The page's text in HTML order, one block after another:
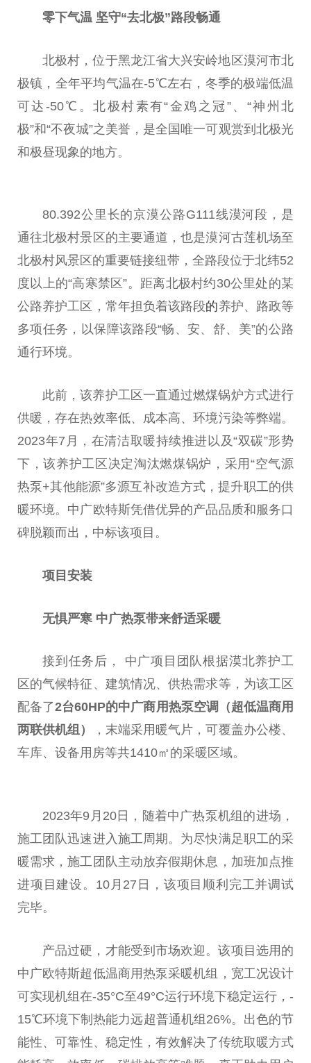
零下气温 坚守“去北极”路段畅通
北极村，位于黑龙江省大兴安岭地区漠河市北
极镇，全年平均气温在-5℃左右，冬季的极端低温
可达-50℃。北极村素有“金鸡之冠”、“神州北
极”和“不夜城”之美誉，是全国唯一可观赏到北极光
和极昼现象的地方。
80.392公里长的京漠公路G111线漠河段，是
通往北极村景区的主要通道，也是漠河古莲机场至
北极村风景区的重要链接纽带，全路段位于北纬52
度以上的“高寒禁区”。距离北极村约30公里处的某
公路养护工区，常年担负着该路段的养护、路政等
多项任务，以保障该路段“畅、安、舒、美”的公路
通行环境。
此前，该养护工区一直通过燃煤锅炉方式进行
供暖，存在热效率低、成本高、环境污染等弊端。
2023年7月，在清洁取暖持续推进以及“双碳”形势
下，该养护工区决定淘汰燃煤锅炉，采用“空气源
热泵+其他能源”多源互补改造方式，提升职工的供
暖环境。中广欧特斯凭借优异的产品品质和服务口
碑脱颖而出，中标该项目。
项目安装
无惧严寒 中广热泵带来舒适采暖
接到任务后， 中广项目团队根据漠北养护工
区的气候特征、建筑情况、供热需求等，为该工区
配备了2台60HP的中广商用热泵空调（超低温商用
两联供机组）
，末端采用暖气片，可覆盖办公楼、
车库、设备用房等共1410㎡的采暖区域。
2023年9月20日，随着中广热泵机组的进场，
施工团队迅速进入施工周期。为尽快满足职工的采
暖需求，施工团队主动放弃假期休息，加班加点推
进项目建设。10月27日，该项目顺利完工并调试
完毕。
产品过硬，才能受到市场欢迎。该项目选用的
中广欧特斯超低温商用热泵采暖机组，宽工况设计
可实现机组在-35°C至49°C运行环境下稳定运行，-
15℃环境下制热能力远超普通机组26%。出色的节
能性、可靠性、稳定性 ，有效解决了传统取暖方式